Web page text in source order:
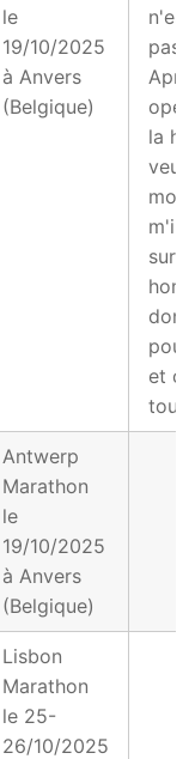
le
19/10/2025
à Anvers
(Belgique)
pas
la
sur
pour
et
tout
Antwerp
Marathon
le
19/10/2025
à Anvers
(Belgique)
Lisbon
Marathon
le 25-
26/10/2025